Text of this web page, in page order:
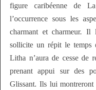
figure caribéenne de
l’occurrence sous les
charmant et charmeur. Il
sollicite un répit le temps
Litha n’aura de cesse de
prenant appui sur des
Glissant. Ils lui